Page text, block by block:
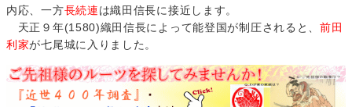
内応、一方長続連は織田信長に接近します。
天正９年(1580)織田信長によって能登国が制圧されると、 前田
利家が七尾城に入りました。